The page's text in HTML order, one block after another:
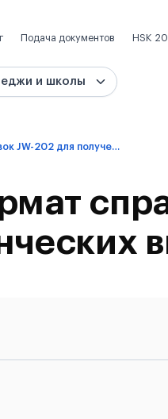
Подача документов HSK
и школы
Электронный формат справок JW-202 для получения студенческих виз в Китае